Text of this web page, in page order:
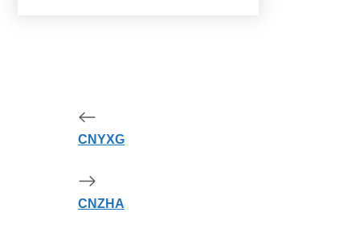
CNYXG
CNZHA